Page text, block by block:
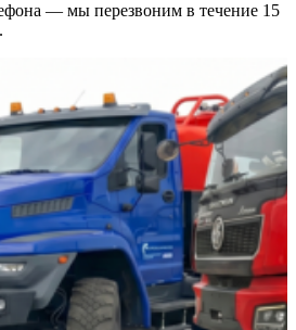
— мы перезвоним в течение 15